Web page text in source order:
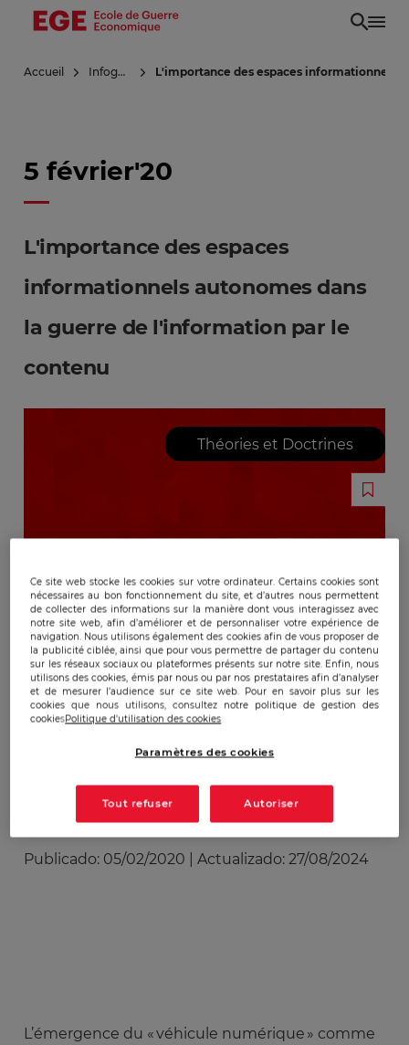
Aller
principal
Accueil Infoguerre L'importance des espaces informationnels
5 février'20
L'importance des espaces
informationnels autonomes dans
la guerre de l'information par le
contenu
Théories et Doctrines
Publicado: 05/02/2020 Actualizado: 27/08/2024
L’émergence du « véhicule numérique » comme
Ce site web stocke les cookies sur votre ordinateur. Certains cookies sont
nécessaires au bon fonctionnement du site, et d’autres nous permettent
de collecter des informations sur la manière dont vous interagissez avec
notre site web, afin d’améliorer et de personnaliser votre expérience de
navigation. Nous utilisons également des cookies afin de vous proposer de
la publicité ciblée, ainsi que pour vous permettre de partager du contenu
sur les réseaux sociaux ou plateformes présents sur notre site. Enfin, nous
utilisons des cookies, émis par nous ou par nos prestataires afin d’analyser
et de mesurer l’audience sur ce site web. Pour en savoir plus sur les
cookies que nous utilisons, consultez notre politique de gestion des
cookiesPolitique d'utilisation des cookies
Paramètres des cookies
Tout refuser Autoriser